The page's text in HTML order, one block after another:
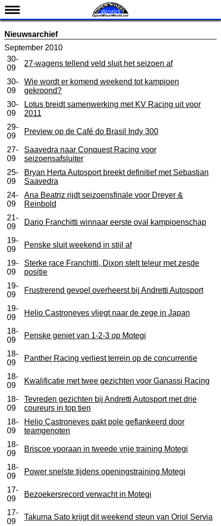
Kalender
Uitslagen
Standen
Coureurs
Teams
IndyCar 101
English
Nieuwsarchief
September 2010
30-
09
27-wagens tellend veld sluit het seizoen af
30-
09
Wie wordt er komend weekend tot kampioen
gekroond?
30-
09
Lotus breidt samenwerking met KV Racing uit voor
2011
29-
09
Preview op de Café do Brasil Indy 300
27-
09
Saavedra naar Conquest Racing voor
seizoensafsluiter
25-
09
Bryan Herta Autosport breekt definitief met Sebastian
Saavedra
24-
09
Ana Beatriz rijdt seizoensfinale voor Dreyer &
Reinbold
21-
09
Dario Franchitti winnaar eerste oval kampioenschap
19-
09
Penske sluit weekend in stijl af
19-
09
Sterke race Franchitti, Dixon stelt teleur met zesde
positie
19-
09
Frustrerend gevoel overheerst bij Andretti Autosport
19-
09
Helio Castroneves vliegt naar de zege in Japan
18-
09
Penske geniet van 1-2-3 op Motegi
18-
09
Panther Racing verliest terrein op de concurrentie
18-
09
Kwalificatie met twee gezichten voor Ganassi Racing
18-
09
Tevreden gezichten bij Andretti Autosport met drie
coureurs in top tien
18-
09
Helio Castroneves pakt pole geflankeerd door
teamgenoten
18-
09
Briscoe vooraan in tweede vrije training Motegi
18-
09
Power snelste tijdens openingstraining Motegi
17-
09
Bezoekersrecord verwacht in Motegi
17-
09
Takuma Sato krijgt dit weekend steun van Oriol Servia